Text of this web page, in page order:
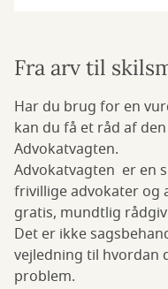
Fra arv til
Har du brug for en
kan du få et råd af
Advokatvagten.
Advokatvagten er en
frivillige advokater
gratis, mundtlig
Det er ikke
vejledning til hvordan
problem.